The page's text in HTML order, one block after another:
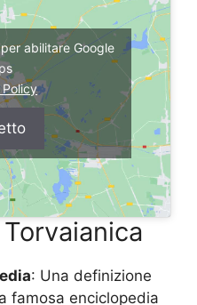
abilitare Google
: Una definizione
famosa enciclopedia